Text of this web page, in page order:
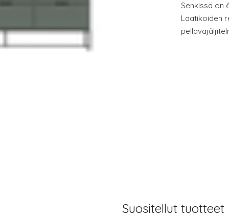
Senkissä on
Laatikoiden
Suositellut tuotteet